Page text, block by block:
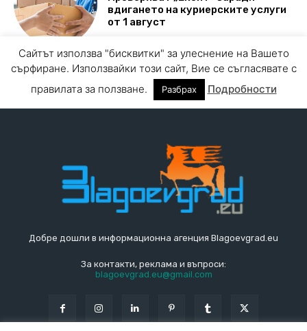
Добре дошли в информационна агенция Blagoevgrad.eu
За контакти, реклама и въпроси:
blagoevgrad.eu@gmail.com